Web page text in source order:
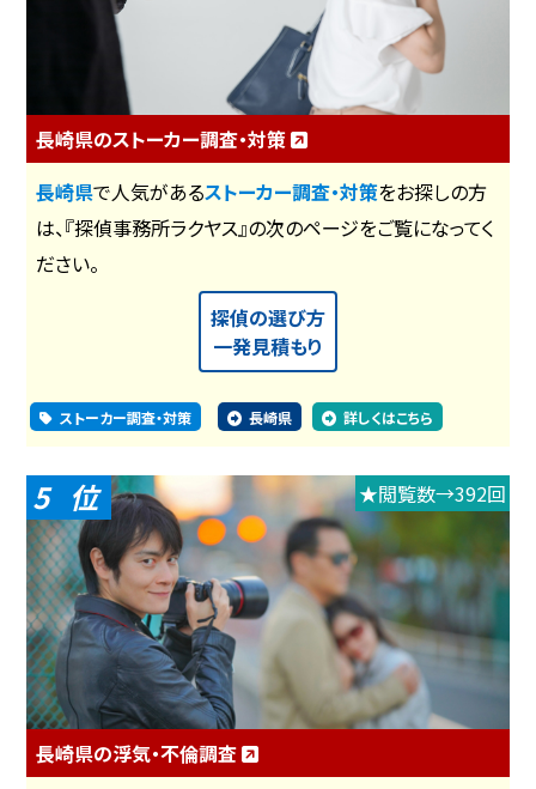
長崎県のストーカー調査・対策
長崎県で人気があるストーカー調査・対策をお探しの方
は、『探偵事務所ラクヤス』の次のページをご覧になってく
ださい。
探偵の選び方
一発見積もり
ストーカー調査・対策 長崎県 詳しくはこちら
5 ★閲覧数→392回
長崎県の浮気・不倫調査